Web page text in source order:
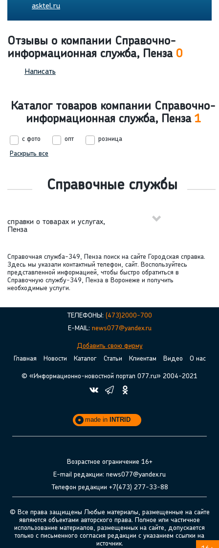
asktel.ru
Отзывы о компании Справочно-
информационная служба, Пенза 0
Написать
Каталог товаров компании Справочно-
информационная служба, Пенза 1
с фото опт
розница
Раскрыть все
Справочные службы
справки о товарах и услугах,
Пенза
Справочная служба-349, Пенза поиск на сайте Городская справка.
Здесь мы указали контактный телефон, сайт. Воспользуйтесь
представленной информацией, чтобы быстро обратиться в
Справочную службу-349, Пенза в Воронеже и получить
необходимые услуги.
ТЕЛЕФОНЫ: (473)2000-700
E-MAIL: news077@yandex.ru
Добавить свою фирму
Главная
Новости Каталог Статьи Клиентам Видео О нас
© «Информационно-новостной портал 077.ru» 2004-2021
made in INTRID
Возрастное ограничение 16+
E-mail редакции: news077@yandex.ru
Телефон редакции +7(473) 277-33-88
© Все права защищены Любые материалы, размещенные на сайте
являются объектами авторского права. Полное или частичное
использование материалов, размещенных на сайте, допускается
только с письменного согласия редакции с указанием ссылки на
источник.